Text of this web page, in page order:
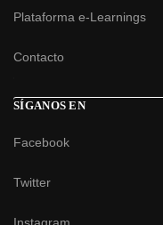
Plataforma e-Learnings
Contacto
SÍGANOS EN
Facebook
Twitter